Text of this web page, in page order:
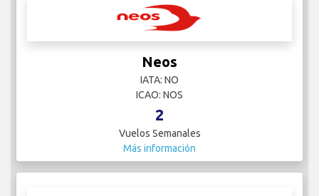
Neos
IATA: NO
ICAO: NOS
2
Vuelos Semanales
Más información